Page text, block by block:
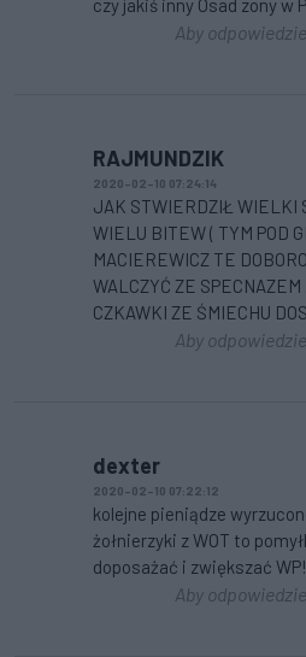
czy jakiś inny Osad zony w
Aby
RAJMUNDZIK
2020-02-10 07:24:14
JAK STWIERDZIŁ WIELKI
WIELU BITEW ( TYM POD
MACIEREWICZ TE
WALCZYĆ ZE
CZKAWKI ZE ŚMIECHU
Aby
dexter
2020-02-10 07:22:12
kolejne pieniądze
żołnierzyki z WOT to
doposażać i zwiększać
Aby